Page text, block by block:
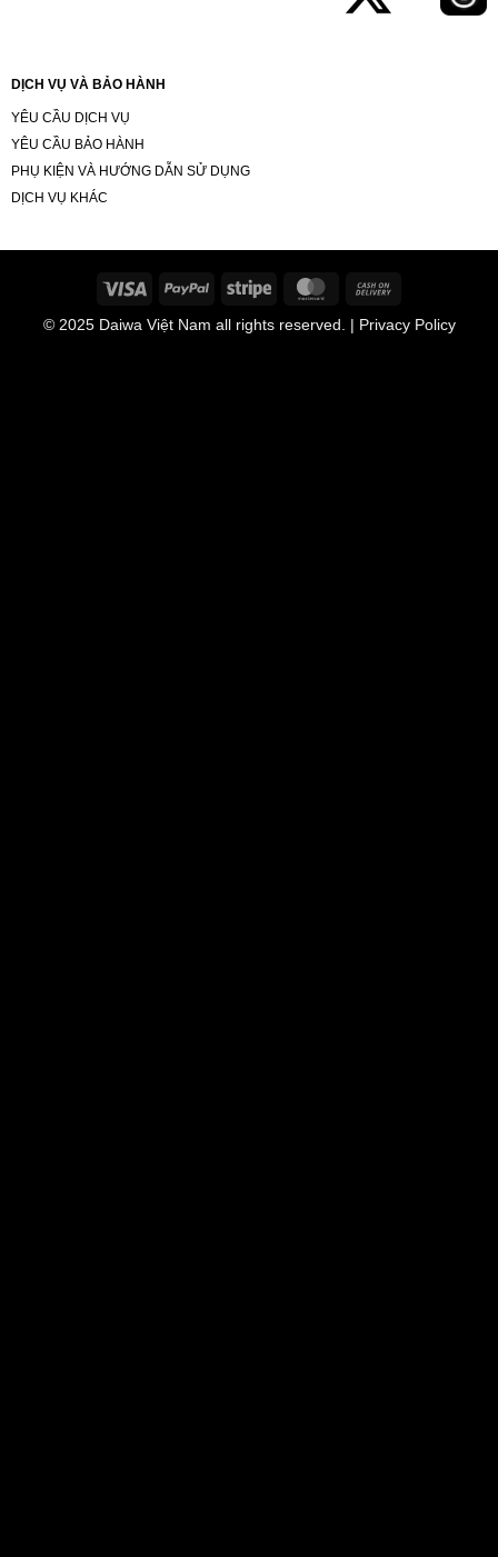
DỊCH VỤ VÀ BẢO HÀNH
YÊU CẦU DỊCH VỤ
YÊU CẦU BẢO HÀNH
PHỤ KIỆN VÀ HƯỚNG DẪN SỬ DỤNG
DỊCH VỤ KHÁC
Visa PayPal Stripe MasterCard
Delivery
© 2025 Daiwa Việt Nam all rights reserved. | Privacy Policy